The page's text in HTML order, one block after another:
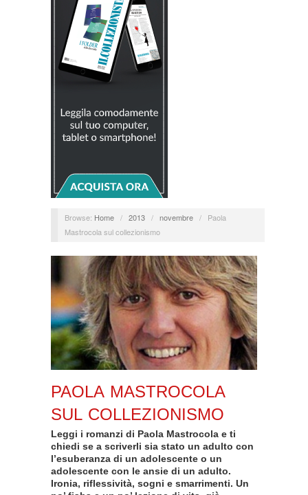
Browse: Home / 2013 / novembre /
Paola
Mastrocola sul collezionismo
PAOLA MASTROCOLA
SUL COLLEZIONISMO
Leggi i romanzi di Paola Mastrocola e ti
chiedi se a scriverli sia stato un adulto con
l’esuberanza di un adolescente o un
adolescente con le ansie di un adulto.
Ironia, riflessività, sogni e smarrimenti. Un